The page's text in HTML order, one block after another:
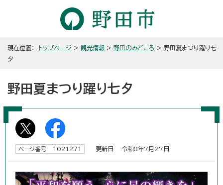
現在位置： トップページ > 観光情報 > 野田のみどころ > 野田夏まつり躍り七
夕
野田夏まつり躍り七夕
ページ番号 1021271 更新日 令和8年7月27日